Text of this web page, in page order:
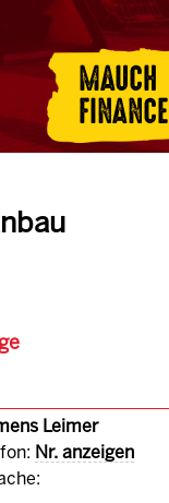
MAUCH
FINANCE
Leimer
Nr. anzeigen